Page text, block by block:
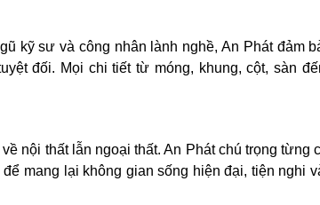
kỹ sư và công nhân lành nghề, An Phát đảm
đối. Mọi chi tiết từ móng, khung, cột, sàn
nội thất lẫn ngoại thất. An Phát chú trọng từng
mang lại không gian sống hiện đại, tiện nghi